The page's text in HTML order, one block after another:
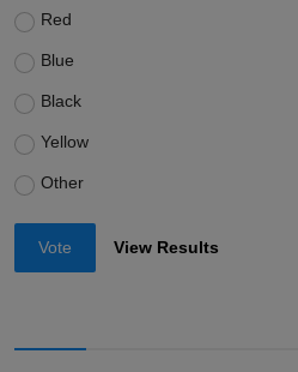
Red
Blue
Black
Yellow
Other
Vote View Results